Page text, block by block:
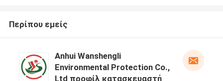
Περίπου εμείς
Anhui Wanshengli
Environmental Protection Co.,
Ltd προφίλ κατασκευαστή